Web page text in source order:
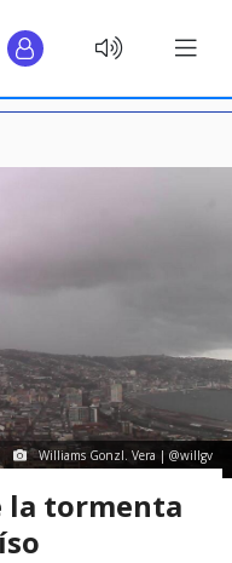
Williams Gonzl. Vera | @willgv
la tormenta